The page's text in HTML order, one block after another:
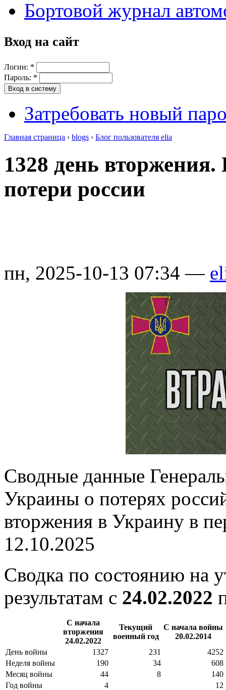
Бортовой журнал
Вход на сайт
Логин: *
Пароль: *
Затребовать новый
Главная страница › blogs › Блог пользователя elia
1328 день
потери россии
пн, 2025-10-13 07:34 —
Сводные данные
Украины о потерях
вторжения в Украину в
12.10.2025
Сводка по состоянию на
результатам с 24.02.2022
С начала
вторжения
24.02.2022
Текущий
военный год
С начала войны
20.02.2014
День войны
1327 231
4252
Неделя войны
190 34
608
Месяц войны
44 8
140
Год войны
4 12